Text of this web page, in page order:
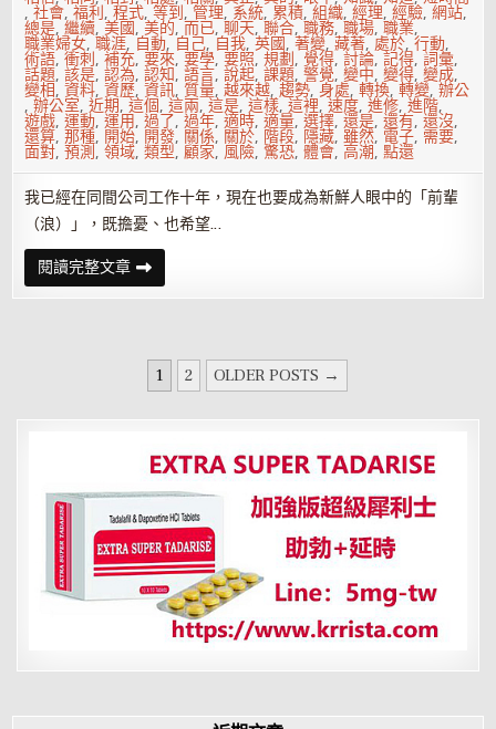
,社會,福利,程式,等到,管理, 系統, 累積,組織,經理,經驗,網站,
總是,繼續,美國,美的,而已,聊天,聯合,職務,職場,職業,
職業婦女,職涯, 自動, 自己, 自我,英國,著變,藏著,處於,行動,
術語,衝刺,補充,要來,要學,要照,規劃, 覺得,討論,記得,詞彙,
話題,該是,認為,認知,語言,說起,課題,警覺,變中,變得,變成,
變相,資料,資歷,資訊,質量,越來越,趨勢,身處,轉換,轉變,辦公
,辦公室,近期,這個,這兩,這是,這樣,這裡,速度,進修,進階,
遊戲,運動,運用,過了,過年,適時,適量,選擇,還是,還有,還沒,
還算,那種, 開始, 開發, 關係, 關於, 階段, 隱藏,雖然, 電子, 需要,
面對,預測,領域,類型,顧家, 風險,驚恐,體會,高潮,點還
我已經在同間公司工作十年，現在也要成為新鮮人眼中的「前輩
（浪）」，既擔憂、也希望…
閱讀完整文章又
有
批
了…
樣
會
在
沙
灘
上？
1 2 OLDER POSTS →